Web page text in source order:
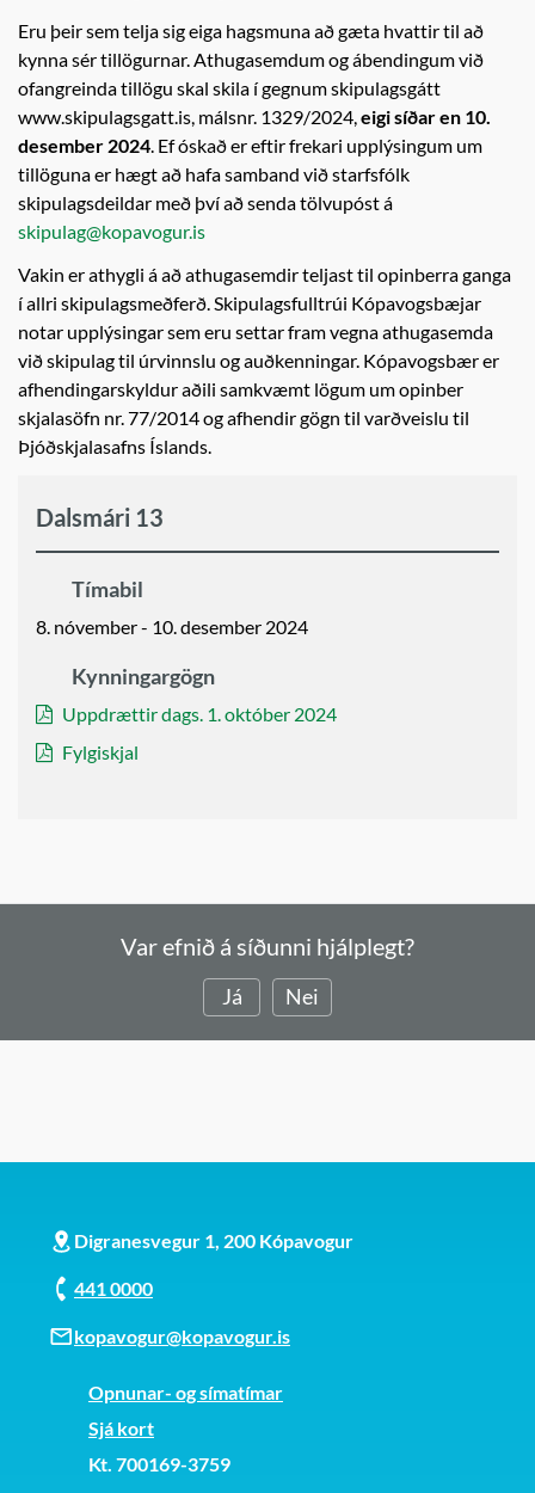
Eru þeir sem telja sig eiga hagsmuna að gæta hvattir til að
kynna sér tillögurnar. Athugasemdum og ábendingum við
ofangreinda tillögu skal skila í gegnum skipulagsgátt
www.skipulagsgatt.is, málsnr. 1329/2024,eigi síðar en 10.
desember 2024. Ef óskað er eftir frekari upplýsingum um
tillöguna er hægt að hafa samband við starfsfólk
skipulagsdeildar með því að senda tölvupóst á
skipulag@kopavogur.is
Vakin er athygli á að athugasemdir teljast til opinberra ganga
í allri skipulagsmeðferð. Skipulagsfulltrúi Kópavogsbæjar
notar upplýsingar sem eru settar fram vegna athugasemda
við skipulag til úrvinnslu og auðkenningar. Kópavogsbær er
afhendingarskyldur aðili samkvæmt lögum um opinber
skjalasöfn nr. 77/2014 og afhendir gögn til varðveislu til
Þjóðskjalasafns Íslands.
Dalsmári 13
Tímabil
8. nóvember - 10. desember 2024
Kynningargögn
Uppdrættir dags. 1. október 2024
Fylgiskjal
Var efnið á síðunni hjálplegt?
Já Nei
Digranesvegur 1, 200 Kópavogur
441 0000
kopavogur@kopavogur.is
Opnunar- og símatímar
Sjá kort
Kt. 700169-3759